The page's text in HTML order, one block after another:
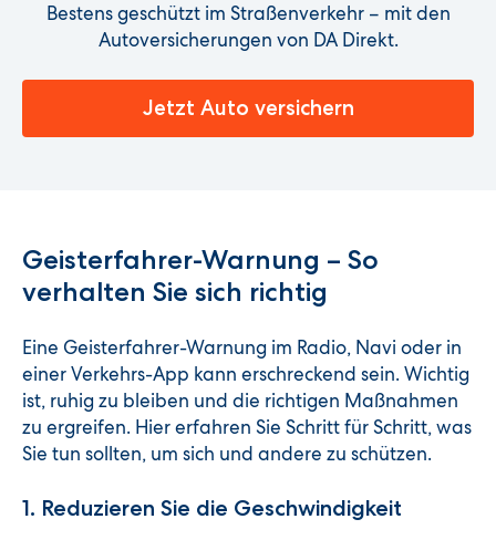
Bestens geschützt im Straßenverkehr – mit den
Autoversicherungen von DA Direkt.
Jetzt Auto versichern
Geisterfahrer-Warnung – So
verhalten Sie sich richtig
Eine Geisterfahrer-Warnung im Radio, Navi oder in
einer Verkehrs-App kann erschreckend sein. Wichtig
ist, ruhig zu bleiben und die richtigen Maßnahmen
zu ergreifen. Hier erfahren Sie Schritt für Schritt, was
Sie tun sollten, um sich und andere zu schützen.
1. Reduzieren Sie die Geschwindigkeit